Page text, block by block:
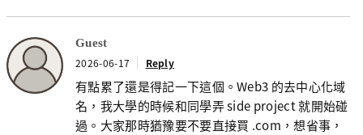
Guest
2026-06-17 Reply
有點累了還是得記一下這個。Web3 的去中心化域
名，我大學的時候和同學弄 side project 就開始碰
過。大家那時猶豫要不要直接買 .com，想省事，